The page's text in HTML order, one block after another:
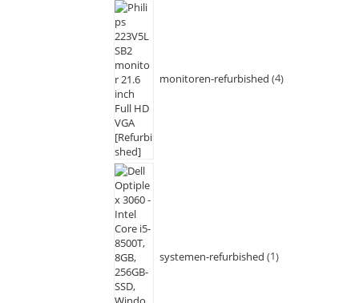
monitoren-refurbished 4
systemen-refurbished 1